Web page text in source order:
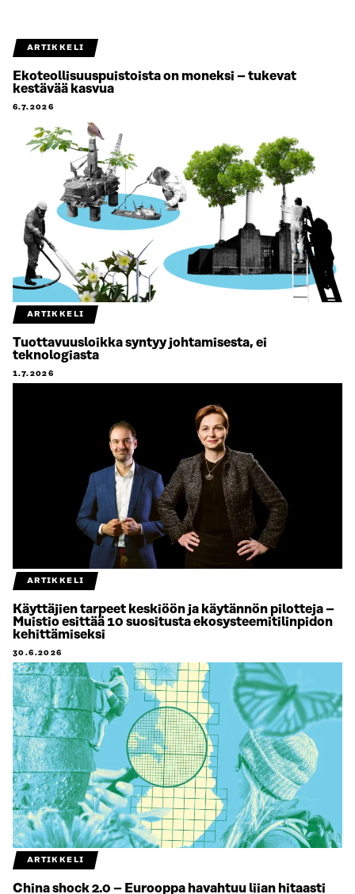
ARTIKKELI
Ekoteollisuuspuistoista on moneksi – tukevat
kestävää kasvua
6.7.2026
ARTIKKELI
Tuottavuusloikka syntyy johtamisesta, ei
teknologiasta
1.7.2026
ARTIKKELI
Käyttäjien tarpeet keskiöön ja käytännön pilotteja –
Muistio esittää 10 suositusta ekosysteemitilinpidon
kehittämiseksi
30.6.2026
ARTIKKELI
China shock 2.0 – Eurooppa havahtuu liian hitaasti